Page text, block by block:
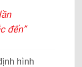
đến”
hình